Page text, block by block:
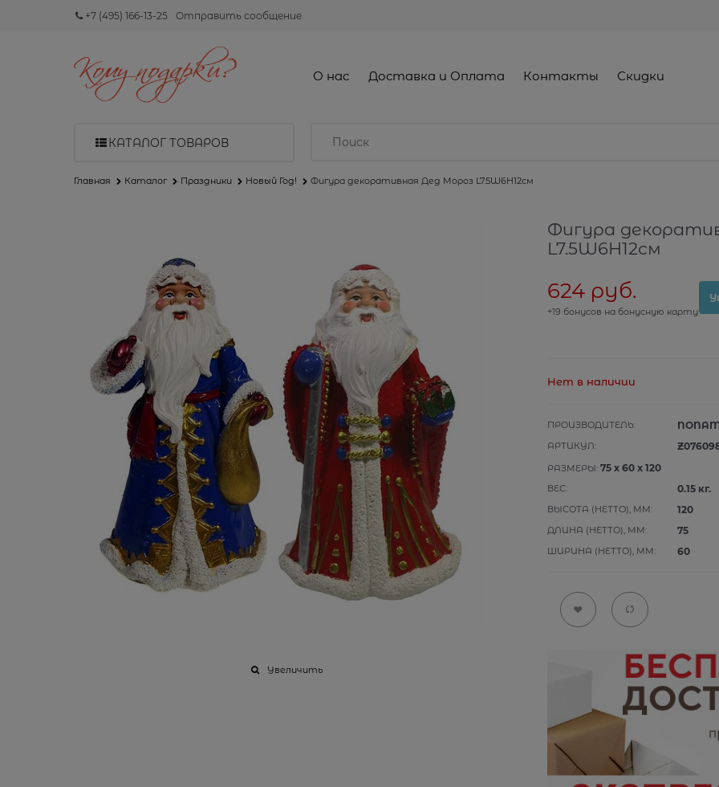
+7 (495) 166-13-25 Отправить сообщение
О нас Доставка и Оплата Контакты Скидки
КАТАЛОГ ТОВАРОВ
Главная Каталог Праздники Новый Год! Фигура декоративная Дед Мороз L7.5W6H12см
Увеличить
Фигура
L7.5W6H12см
624 руб.
+19 бонусов на бонусную карту
Нет в наличии
ПРОИЗВОДИТЕЛЬ:
АРТИКУЛ:
РАЗМЕРЫ: 75 x 60 x 120
ВЕС: 0.15кг.
ВЫСОТА (НЕТТО), ММ: 120
ДЛИНА (НЕТТО), ММ: 75
ШИРИНА (НЕТТО), ММ: 60